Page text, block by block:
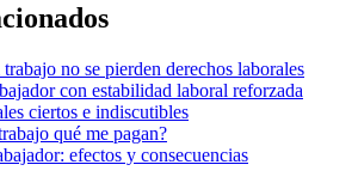
no se pierden derechos laborales
con estabilidad laboral reforzada
ciertos e indiscutibles
qué me pagan?
efectos y consecuencias